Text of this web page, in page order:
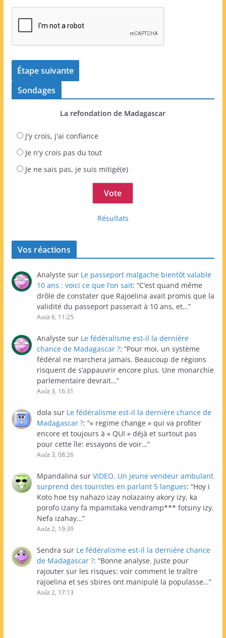
Sondages
La refondation de Madagascar
J'y crois, j'ai confiance
Je n'y crois pas du tout
Je ne sais pas, je suis mitigé(e)
Résultats
Vos réactions
Analyste sur Le passeport malgache bientôt valable
10 ans : voici ce que l’on sait: “C’est quand même
drôle de constater que Rajoelina avait promis que la
validité du passeport passerait à 10 ans, et…”
Août 6, 11:25
Analyste sur Le fédéralisme est-il la dernière
chance de Madagascar ?: “Pour moi, un système
fédéral ne marchera jamais. Beaucoup de régions
risquent de s’appauvrir encore plus. Une monarchie
parlementaire devrait…”
Août 3, 16:31
dola sur Le fédéralisme est-il la dernière chance de
Madagascar ?: “« regime change » qui va profiter
encore et toujours à « QUI » déjà et surtout pas
pour cette île: essayons de voir…”
Août 3, 08:26
Mpandalina sur VIDEO. Un jeune vendeur ambulant
surprend des touristes en parlant 5 langues: “Hoy i
Koto hoe tsy nahazo izay nolazainy akory izy, ka
porofo izany fa mpamitaka vendramp*** fotsiny izy.
Nefa izahay…”
Août 2, 19:39
Sendra sur Le fédéralisme est-il la dernière chance
de Madagascar ?: “Bonne analyse. Juste pour
rajouter sur les risques: voir comment le traître
rajoelina et ses sbires ont manipulé la populasse…”
Août 2, 17:13